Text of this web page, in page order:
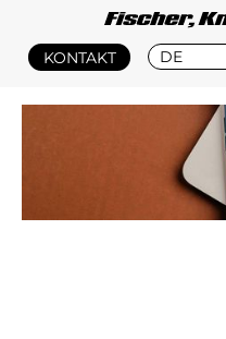
KONTAKT DE